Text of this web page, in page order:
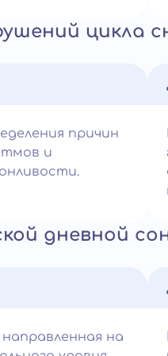
цикла
причин
и
дневной
на